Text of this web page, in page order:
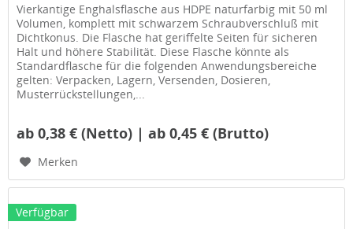
Vierkantige Enghalsflasche aus HDPE naturfarbig mit 50 ml
Volumen, komplett mit schwarzem Schraubverschluß mit
Dichtkonus. Die Flasche hat geriffelte Seiten für sicheren
Halt und höhere Stabilität. Diese Flasche könnte als
Standardflasche für die folgenden Anwendungsbereiche
gelten: Verpacken, Lagern, Versenden, Dosieren,
Musterrückstellungen,...
ab 0,38 € (Netto) | ab 0,45 € (Brutto)
Merken
Verfügbar